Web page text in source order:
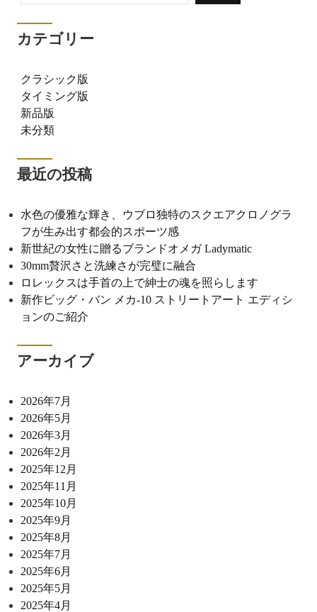
カテゴリー
クラシック版
タイミング版
新品版
未分類
最近の投稿
水色の優雅な輝き、ウブロ独特のスクエアクロノグラ
フが生み出す都会的スポーツ感
新世紀の女性に贈るブランドオメガ Ladymatic
30mm贅沢さと洗練さが完璧に融合
ロレックスは手首の上で紳士の魂を照らします
新作ビッグ・バン メカ-10 ストリートアート エディシ
ョンのご紹介
アーカイブ
2026年7月
2026年5月
2026年3月
2026年2月
2025年12月
2025年11月
2025年10月
2025年9月
2025年8月
2025年7月
2025年6月
2025年5月
2025年4月